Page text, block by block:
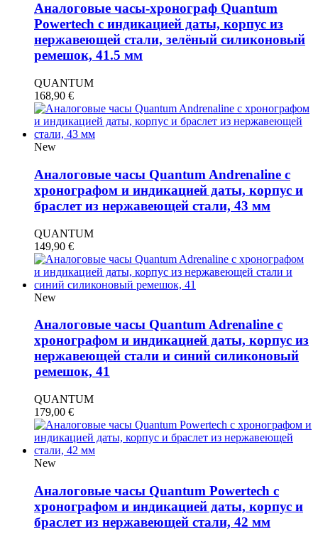
Аналоговые часы-хронограф Quantum
Powertech с индикацией даты, корпус из
нержавеющей стали, зелёный силиконовый
ремешок, 41.5 мм
QUANTUM
168,90 €
New
Аналоговые часы Quantum Andrenaline с
хронографом и индикацией даты, корпус и
браслет из нержавеющей стали, 43 мм
QUANTUM
149,90 €
New
Аналоговые часы Quantum Adrenaline с
хронографом и индикацией даты, корпус из
нержавеющей стали и синий силиконовый
ремешок, 41
QUANTUM
179,00 €
New
Аналоговые часы Quantum Powertech с
хронографом и индикацией даты, корпус и
браслет из нержавеющей стали, 42 мм